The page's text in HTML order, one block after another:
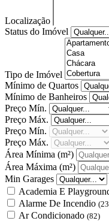
Localização
Status do Imóvel
Tipo de Imóvel
Mínimo de Quartos
Mínimo de Banheiros
Preço Mín.
Preço Máx.
Preço Mín.
Preço Máx.
Área Mínima (m²)
Área Máxima (m²)
Min Garages
Academia E
Alarme De Incendio
Ar Condicionado (82)